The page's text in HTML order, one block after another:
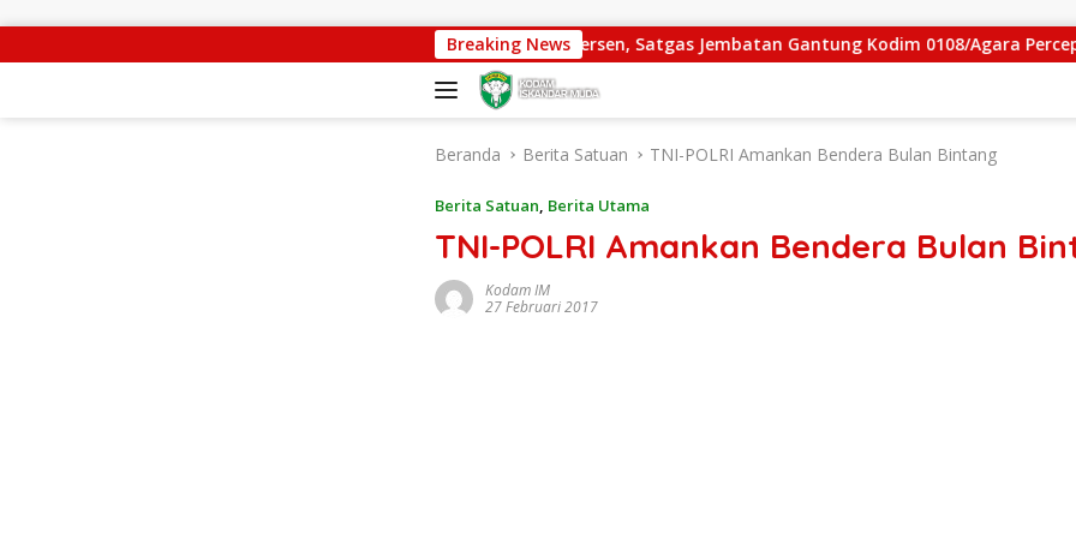
Breaking News
Progres Pembangunan Capai 88 Persen, Satgas Jembatan Gantung Kodim 0108/Agara Percepat Akses
Beranda Berita Satuan TNI-POLRI Amankan Bendera Bulan Bintang
Berita Satuan, Berita Utama
TNI-POLRI Amankan Bendera Bulan
Kodam IM
27 Februari 2017